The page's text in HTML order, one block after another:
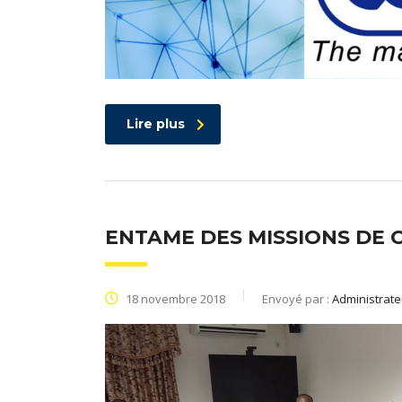
Lire plus
ENTAME DES MISSIONS DE
18 novembre 2018 Envoyé par :